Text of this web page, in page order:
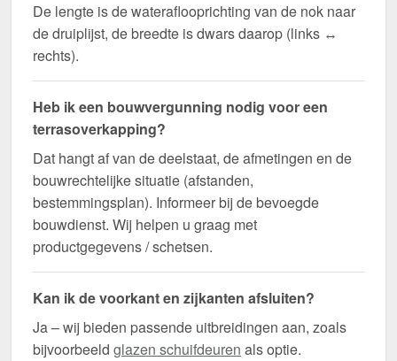
De lengte is de wateraflooprichting van de nok naar
de druiplijst, de breedte is dwars daarop (links ↔
rechts).
Heb ik een bouwvergunning nodig voor een
terrasoverkapping?
Dat hangt af van de deelstaat, de afmetingen en de
bouwrechtelijke situatie (afstanden,
bestemmingsplan). Informeer bij de bevoegde
bouwdienst. Wij helpen u graag met
productgegevens / schetsen.
Kan ik de voorkant en zijkanten afsluiten?
Ja – wij bieden passende uitbreidingen aan, zoals
bijvoorbeeld glazen schuifdeuren als optie.